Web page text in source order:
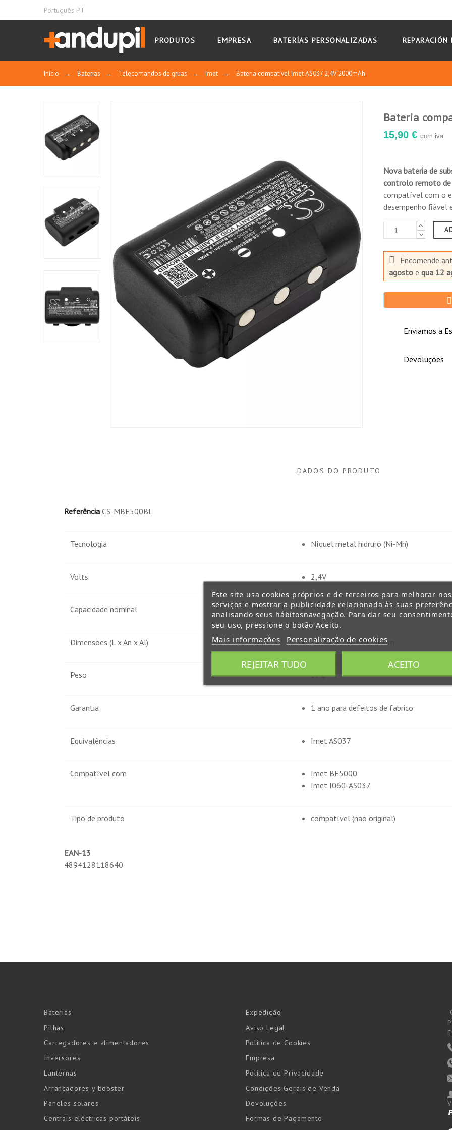
Português PT
PRODUTOS EMPRESA BATERÍAS PERSONALIZADAS REPARACIÓN
Início → Baterias → Telecomandos de gruas → Imet → Bateria compatível Imet AS037 2,4V 2000mAh
Bateria
15,90 € com iva
Nova bateria de
controlo remoto
compatível com o
desempenho fiável
Encomende
agostoe qua 12
Enviamos a
Devoluções
DADOS DO PRODUTO
Referência CS-MBE500BL
Tecnologia Níquel metal hidruro (Ni-Mh)
Volts 2,4V
Capacidade nominal 2000mAh
Dimensões (L x An x Al) 53,30x39,30x20,80 mm
Peso 67 g
Garantia 1 ano para defeitos de fabrico
Equivalências Imet AS037
Compatível com
Imet BE5000
Imet I060-AS037
Tipo de produto compatível (não original)
EAN-13
4894128118640
Baterias
Pilhas
Carregadores e alimentadores
Inversores
Lanternas
Arrancadores y booster
Paneles solares
Centrais eléctricas portáteis
Expedição
Aviso Legal
Política de Cookies
Empresa
Política de Privacidade
Condições Gerais de Venda
Devoluções
Formas de Pagamento
Este site usa cookies próprios e de terceiros para melhorar
serviços e mostrar a publicidade relacionada às suas
analisando seus hábitosnavegação. Para dar seu
seu uso, pressione o botão Aceito.
Mais informações Personalização de cookies
REJEITAR TUDO ACEITO